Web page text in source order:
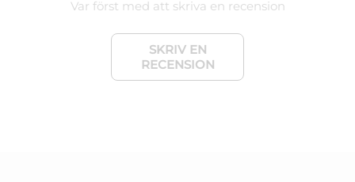
Var först med att skriva en recension
SKRIV EN
RECENSION